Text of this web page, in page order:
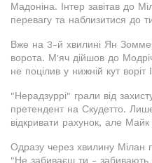
Мадоніна. Інтер завітав до
перевагу та наблизитися до
Вже на 3-й хвилині Ян
ворота. М'яч дійшов до
не поцілив у нижній кут воріт
"Нерадзуррі" грали від
претендент на Скудетто.
відкривати рахунок, але
Одразу через хвилину Мілан
"Не забиваєш ти - забивають